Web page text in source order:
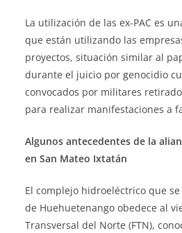
La utilización de las ex-PAC es
que están utilizando las
proyectos, situación similar al
durante el juicio por genocidio
convocados por militares
para realizar manifestaciones a
Algunos antecedentes de la
en San Mateo Ixtatán
El complejo hidroeléctrico que
de Huehuetenango obedece al
Transversal del Norte (FTN),